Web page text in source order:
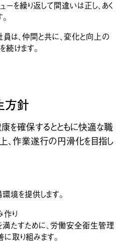
ISTFLON®︎
ウォールペーパー
を繰り返して間違いは正し、あく
員は、仲間と共に、変化と向上の
続けます。
方針
を確保するとともに快適な職
、作業遂行の円滑化を目指し
境を提供します。
り
たすために、労働安全衛生管理
取り組みます。